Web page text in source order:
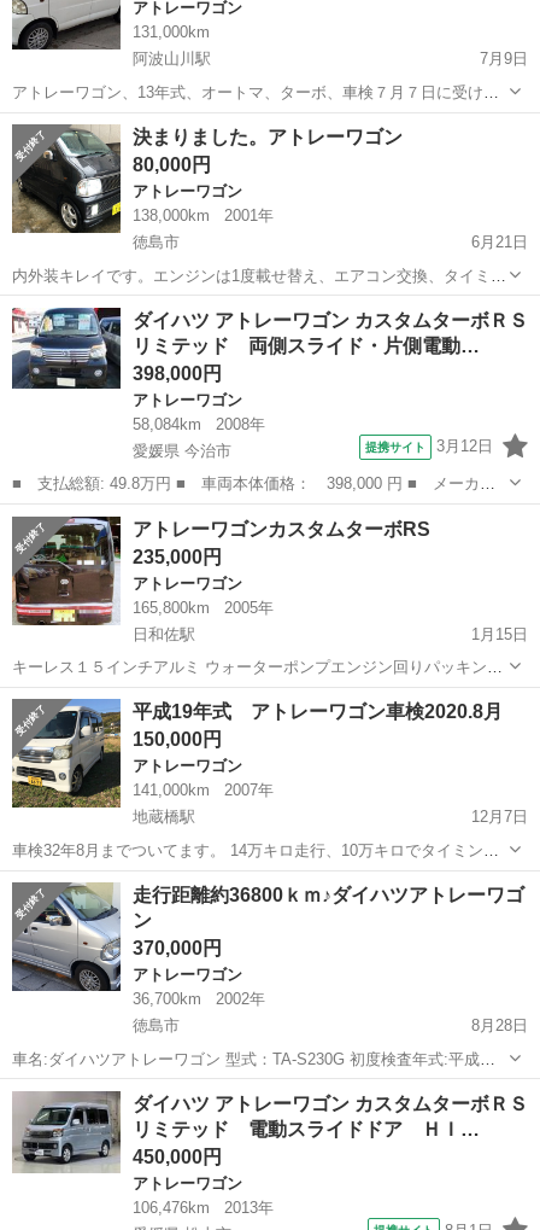
アトレーワゴン
131,000km
阿波山川駅
7月9日
アトレーワゴン、13年式、オートマ、ターボ、車検７月７日に受けま
した。オイル漏れ直してます。よく走り早いです。パワステ、HDDナ
ビ付いてますオマケ程度に考えてください。バックモニター付いてま
す。タイヤ目もあります。13000...
徳島 阿波市 阿波山川駅 アトレーワゴン
決まりました。アトレーワゴン
80,000円
アトレーワゴン
138,000km
2001年
徳島市
6月21日
内外装キレイです。エンジンは1度載せ替え、エアコン交換、タイミン
グベルト交換済 。2駆のターボです。
徳島 徳島市 アトレーワゴン エンジン
ダイハツ アトレーワゴン カスタムターボＲＳ
リミテッド 両側スライド・片側電動…
398,000円
アトレーワゴン
58,084km
2008年
愛媛県 今治市
提携サイト 3月12日
■ 支払総額: 49.8万円 ■ 車両本体価格： 398,000 円 ■ メーカー
名： ダイハツ ■ 車種名： アトレーワゴン ■ グレード名： カ
スタムターボＲＳリミテッド 両側スライド・片側電動 ＨＩＤ キ
ーレスエント...
愛媛 今治市 アトレーワゴン
アトレーワゴンカスタムターボRS
235,000円
アトレーワゴン
165,800km
2005年
日和佐駅
1月15日
キーレス１５インチアルミ ウォーターポンプエンジン回りパッキン交
換 済 走行165800 社外ナビ エンジン快調 車検令和３年１月油漏れな
しエンジン好調 タ最終値下げ
徳島 海部郡 日和佐駅 アトレーワゴン エンジン
平成19年式 アトレーワゴン車検2020.8月
150,000円
アトレーワゴン
141,000km
2007年
地蔵橋駅
12月7日
車検32年8月までついてます。 14万キロ走行、10万キロでタイミング
ベルト交換してます。 ETC付き。 傷あり。 タイヤ15インチ純正、ア
ルミホイル。 タイヤ溝7.8ぶあり 引取に来られる方のみ。 名義変更出
来る方歓迎。 ...
徳島 徳島市 地蔵橋駅 アトレーワゴン 15インチ
走行距離約36800ｋｍ♪ダイハツアトレーワゴ
ン
370,000円
アトレーワゴン
36,700km
2002年
徳島市
8月28日
車名:ダイハツアトレーワゴン 型式：TA-S230G 初度検査年式:平成１
４年９月 車検:平成３０年３月１０日まで 走行距離：８月２５日付け
で36634ｋｍ カーナビ・ETC付 マフラーが取れかけていたこ...
徳島 徳島市 アトレーワゴン ワゴン
ダイハツ アトレーワゴン カスタムターボＲＳ
リミテッド 電動スライドドア ＨＩ…
450,000円
アトレーワゴン
106,476km
2013年